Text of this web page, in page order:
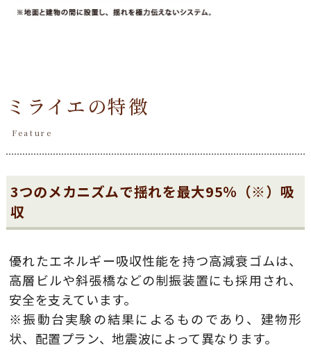
ミライエの特徴
Feature
3つのメカニズムで揺れを最大95％（※）吸
収
優れたエネルギー吸収性能を持つ高減衰ゴムは、
高層ビルや斜張橋などの制振装置にも採用され、
安全を支えています。
※振動台実験の結果によるものであり、建物形
状、配置プラン、地震波によって異なります。